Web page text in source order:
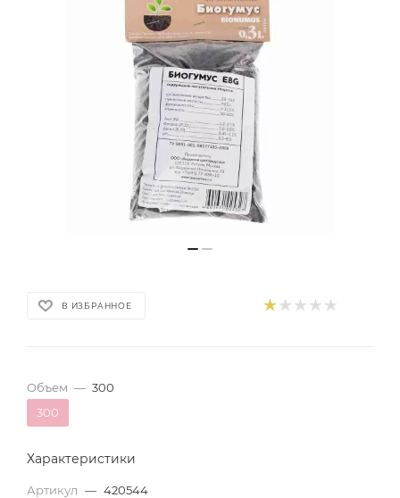
В ИЗБРАННОЕ
Объем — 300
300
Характеристики
Артикул — 420544